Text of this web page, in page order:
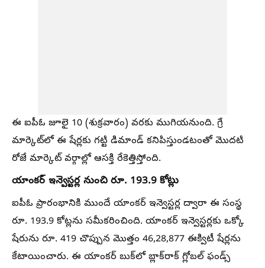
ఈ ఐపీఓ జూలై 10 (శుక్రవారం) వరకు ముగియనుంది. గ్రే
మార్కెట్‌లో ఈ షేర్లకు గట్టి డిమాండ్ కనిపిస్తుండటంతో మొదటి
రోజే మార్కెట్ వర్గాల్లో ఆసక్తి రేకెత్తిస్తోంది.
యాంకర్ ఇన్వెస్టర్ల నుంచి రూ. 193.9 కోట్లు
ఐపీఓ ప్రారంభానికి ముందే యాంకర్ ఇన్వెస్టర్ల ద్వారా ఈ సంస్థ
రూ. 193.9 కోట్లను సమీకరించింది. యాంకర్ ఇన్వెస్టర్లకు ఒక్కో
షేరును రూ. 419 చొప్పున మొత్తం 46,28,877 ఈక్విటీ షేర్లను
కేటాయించారు. ఈ యాంకర్ బుక్‌లో బ్లాక్‌రాక్ గ్లోబల్ ఫండ్స్